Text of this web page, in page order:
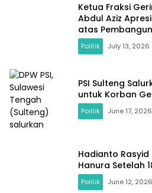
Ketua Fraksi
Abdul Aziz
atas
di Desa Laulalang
Politik July 13, 2026
PSI Sulteng
untuk Korban
Politik June 17, 2026
Hadianto Rasyid
Hanura Setelah
Politik June 12, 2026